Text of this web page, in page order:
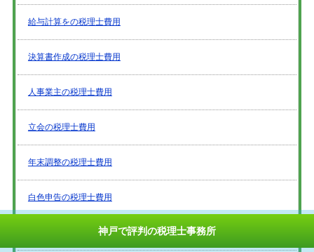
給与計算をの税理士費用
決算書作成の税理士費用
人事業主の税理士費用
立会の税理士費用
年末調整の税理士費用
白色申告の税理士費用
フリーランスの税理士費用神戸で評判の税理士事務所